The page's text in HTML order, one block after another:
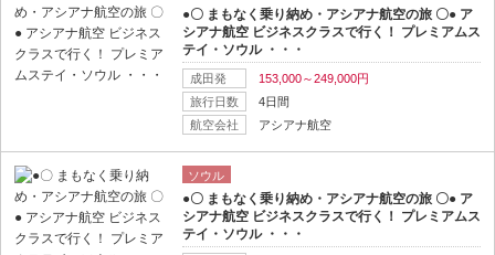
●〇 まもなく乗り納め・アシアナ航空の旅 〇● ア
シアナ航空 ビジネスクラスで行く！ プレミアムス
テイ・ソウル ・・・
成田発
153,000～249,000円
旅行日数
4日間
航空会社
アシアナ航空
ソウル
●〇 まもなく乗り納め・アシアナ航空の旅 〇● ア
シアナ航空 ビジネスクラスで行く！ プレミアムス
テイ・ソウル ・・・